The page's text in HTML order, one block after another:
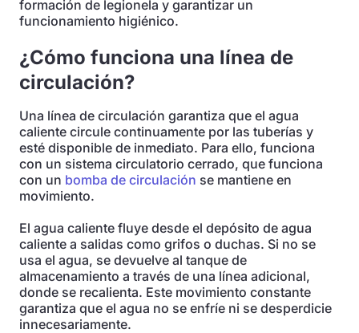
formación de legionela y garantizar un
funcionamiento higiénico.
¿Cómo funciona una línea de
circulación?
Una línea de circulación garantiza que el agua
caliente circule continuamente por las tuberías y
esté disponible de inmediato. Para ello, funciona
con un sistema circulatorio cerrado, que funciona
con un bomba de circulación se mantiene en
movimiento.
El agua caliente fluye desde el depósito de agua
caliente a salidas como grifos o duchas. Si no se
usa el agua, se devuelve al tanque de
almacenamiento a través de una línea adicional,
donde se recalienta. Este movimiento constante
garantiza que el agua no se enfríe ni se desperdicie
innecesariamente.